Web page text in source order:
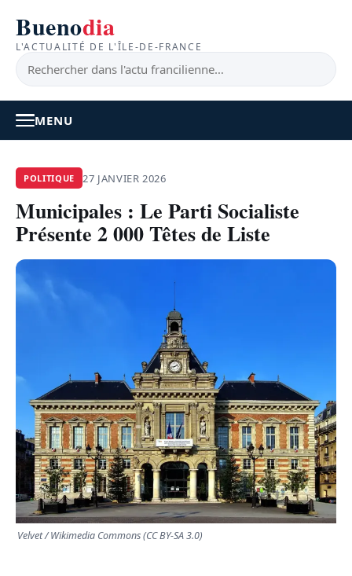
Buenodia
L'ACTUALITÉ DE L'ÎLE-DE-FRANCE
MENU
ACTUALITÉ
FEEL GOOD
TRANSPORTS
ÉCONOMIE
POLITIQUE
SPORT
POLITIQUE 27 JANVIER 2026
Municipales : Le Parti Socialiste
Présente 2 000 Têtes de Liste
Velvet / Wikimedia Commons (CC BY-SA 3.0)